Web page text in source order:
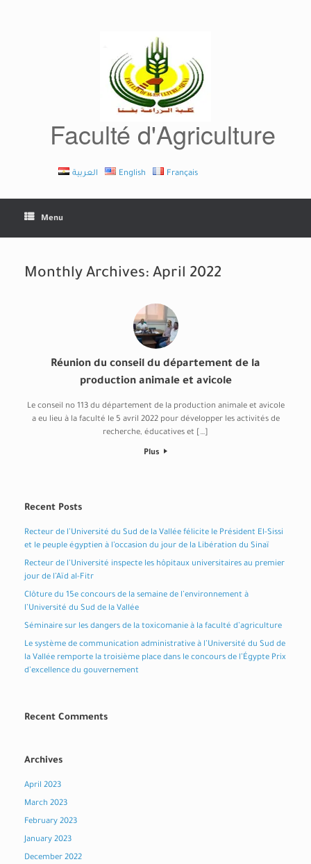
Faculté d'Agriculture
العربية English Français
Menu
Monthly Archives: April 2022
Réunion du conseil du département de la
production animale et avicole
Le conseil no 113 du département de la production animale et avicole
a eu lieu à la faculté le 5 avril 2022 pour développer les activités de
recherche, éducatives et […]
Plus
Recent Posts
Recteur de l’Université du Sud de la Vallée félicite le Président El-Sissi
et le peuple égyptien à l’occasion du jour de la Libération du Sinaï
Recteur de l’Université inspecte les hôpitaux universitaires au premier
jour de l’Aïd al-Fitr
Clôture du 15e concours de la semaine de l’environnement à
l’Université du Sud de la Vallée
Séminaire sur les dangers de la toxicomanie à la faculté d’agriculture
Le système de communication administrative à l’Université du Sud de
la Vallée remporte la troisième place dans le concours de l’Égypte Prix
d’excellence du gouvernement
Recent Comments
Archives
April 2023
March 2023
February 2023
January 2023
December 2022